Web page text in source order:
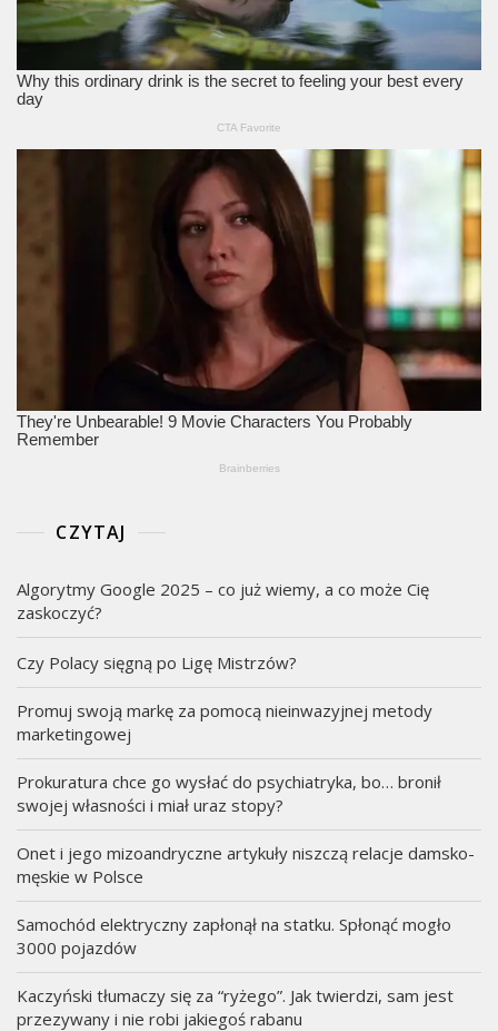
CZYTAJ
Algorytmy Google 2025 – co już wiemy, a co może Cię
zaskoczyć?
Czy Polacy sięgną po Ligę Mistrzów?
Promuj swoją markę za pomocą nieinwazyjnej metody
marketingowej
Prokuratura chce go wysłać do psychiatryka, bo… bronił
swojej własności i miał uraz stopy?
Onet i jego mizoandryczne artykuły niszczą relacje damsko-
męskie w Polsce
Samochód elektryczny zapłonął na statku. Spłonąć mogło
3000 pojazdów
Kaczyński tłumaczy się za “ryżego”. Jak twierdzi, sam jest
przezywany i nie robi jakiegoś rabanu